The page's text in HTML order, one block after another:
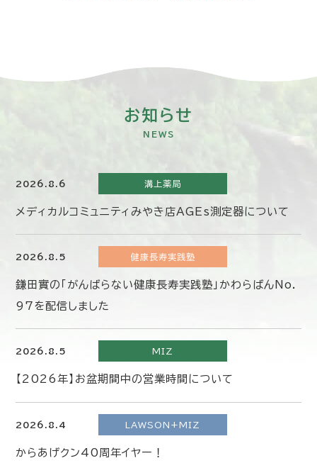
お知らせ
NEWS
2026.8.6 溝上薬局
メディカルコミュニティみやき店AGEs測定器について
2026.8.5 健康長寿実践塾
鎌田實の「がんばらない健康長寿実践塾」かわらばんNo.
97を配信しました
2026.8.5 MIZ
【2026年】お盆期間中の営業時間について
2026.8.4 LAWSON+MIZ
からあげクン40周年イヤー！